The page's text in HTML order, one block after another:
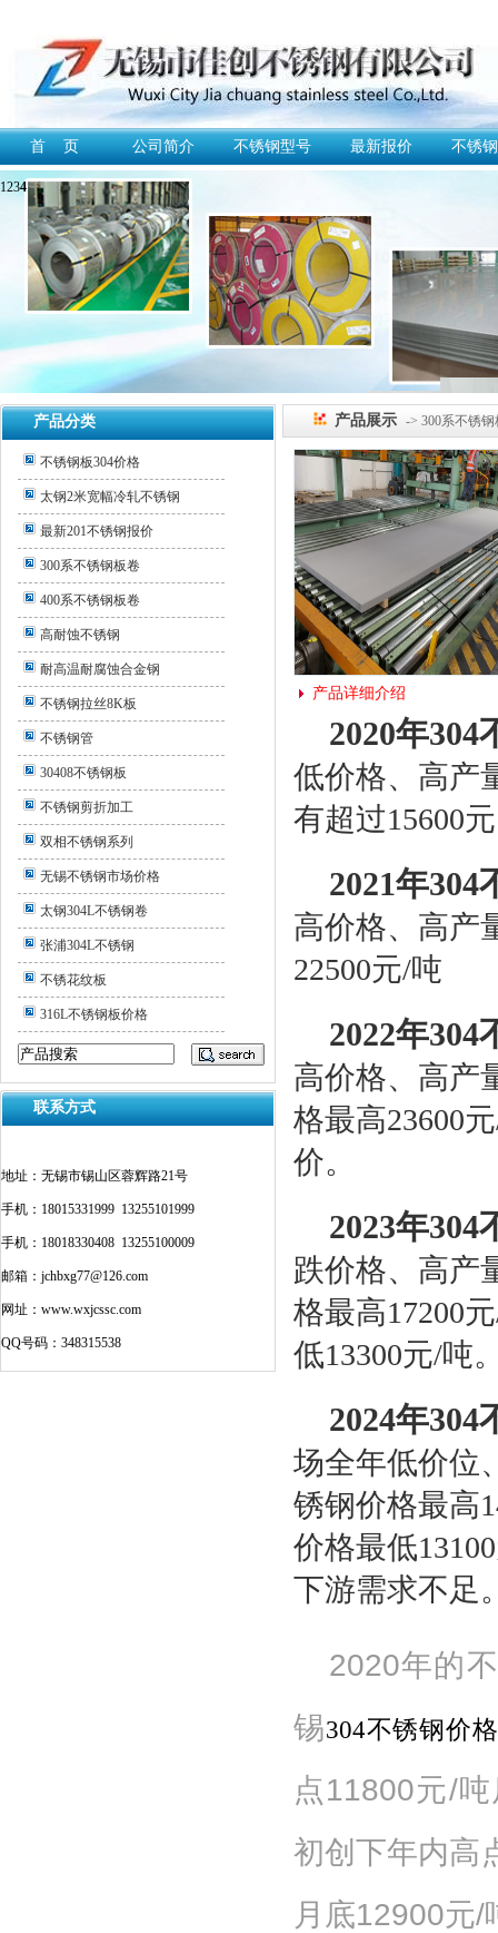
首 页 公司简介 不锈钢型号 最新报价 不锈
1234
产品分类
不锈钢板304价格
太钢2米宽幅冷轧不锈钢
最新201不锈钢报价
300系不锈钢板卷
400系不锈钢板卷
高耐蚀不锈钢
耐高温耐腐蚀合金钢
不锈钢拉丝8K板
不锈钢管
30408不锈钢板
不锈钢剪折加工
双相不锈钢系列
无锡不锈钢市场价格
太钢304L不锈钢卷
张浦304L不锈钢
不锈花纹板
316L不锈钢板价格
联系方式
地址：无锡市锡山区蓉辉路21号
手机：18015331999 13255101999
手机：18018330408 13255100009
邮箱：jchbxg77@126.com
网址：www.wxjcssc.com
QQ号码：348315538
产品展示 -> 300系不锈
产品详细介绍
2020年304
低价格、高产
有超过15600元
2021年304
高价格、高产
22500元/吨
2022年
高价格、高产
格最高23600
价。
2023年
跌价格、高产
格最高17200
低13300元/吨
2024年
场全年低价位
锈钢价格最高
价格最低
下游需求不足
2020年的
锡304不锈钢价格
点11800元/吨
初创下年内高
月底12900元/